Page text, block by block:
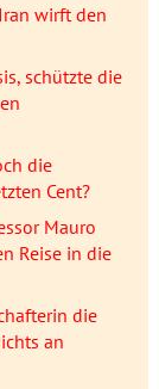
wirft den
schützte die
die
Cent?
Mauro
Reise in die
die
an